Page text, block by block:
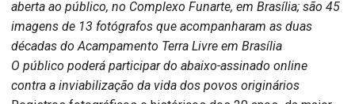
aberta ao público, no Complexo Funarte, em Brasília; são 45
imagens de 13 fotógrafos que acompanharam as duas
décadas do Acampamento Terra Livre em Brasília
O público poderá participar do abaixo-assinado online
contra a inviabilização da vida dos povos originários